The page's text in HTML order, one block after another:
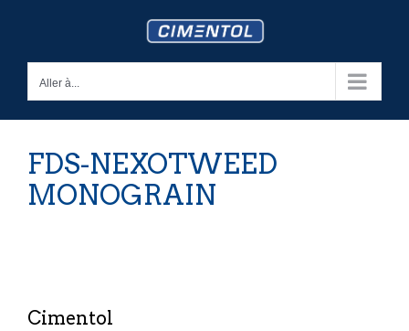
Aller à...
FDS-NEXOTWEED
MONOGRAIN
Cimentol